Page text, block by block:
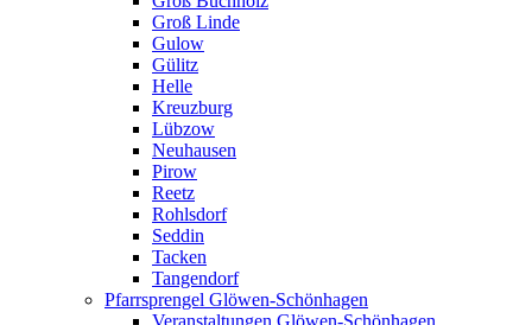
Groß Linde
Gulow
Gülitz
Helle
Kreuzburg
Lübzow
Neuhausen
Pirow
Reetz
Rohlsdorf
Seddin
Tacken
Tangendorf
Pfarrsprengel Glöwen-Schönhagen
Veranstaltungen Glöwen-Schönhagen